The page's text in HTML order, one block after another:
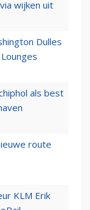
wijken uit
Dulles
als best
route
KLM Erik